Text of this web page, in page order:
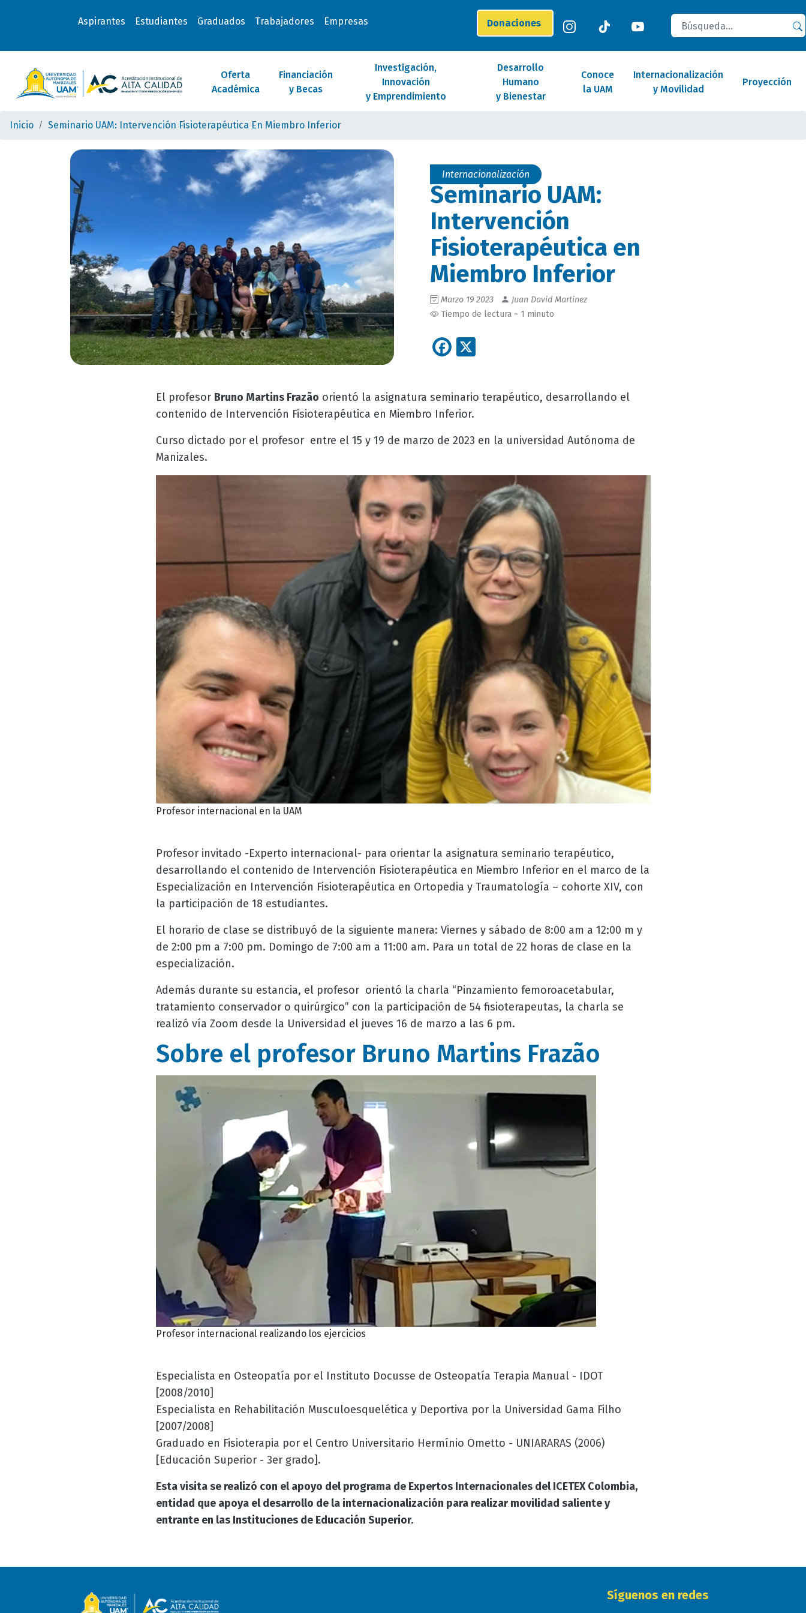
Aspirantes Estudiantes Graduados Trabajadores Empresas Donaciones
Buscar
Oferta
Académica
Financiación
y Becas
Investigación,
Innovación
y Emprendimiento
Desarrollo
Humano
y Bienestar
Conoce
la UAM
Internacionalización
y Movilidad
Proyección
Inicio Seminario UAM: Intervención Fisioterapéutica En Miembro Inferior
Internacionalización
Seminario UAM:
Intervención
Fisioterapéutica en
Miembro Inferior
Marzo 19 2023
Juan David Martinez
Tiempo de lectura ~ 1 minuto
Facebook
El profesor Bruno Martins Frazão orientó la asignatura seminario terapéutico, desarrollando el
contenido de Intervención Fisioterapéutica en Miembro Inferior.
Curso dictado por el profesor entre el 15 y 19 de marzo de 2023 en la universidad Autónoma de
Manizales.
Profesor internacional en la UAM
Profesor invitado -Experto internacional- para orientar la asignatura seminario terapéutico,
desarrollando el contenido de Intervención Fisioterapéutica en Miembro Inferior en el marco de la
Especialización en Intervención Fisioterapéutica en Ortopedia y Traumatología – cohorte XIV, con
la participación de 18 estudiantes.
El horario de clase se distribuyó de la siguiente manera: Viernes y sábado de 8:00 am a 12:00 m y
de 2:00 pm a 7:00 pm. Domingo de 7:00 am a 11:00 am. Para un total de 22 horas de clase en la
especialización.
Además durante su estancia, el profesor orientó la charla “Pinzamiento femoroacetabular,
tratamiento conservador o quirúrgico” con la participación de 54 fisioterapeutas, la charla se
realizó vía Zoom desde la Universidad el jueves 16 de marzo a las 6 pm.
Sobre el profesor Bruno Martins Frazão
Profesor internacional realizando los ejercicios
Especialista en Osteopatía por el Instituto Docusse de Osteopatía Terapia Manual - IDOT
[2008/2010]
Especialista en Rehabilitación Musculoesquelética y Deportiva por la Universidad Gama Filho
[2007/2008]
Graduado en Fisioterapia por el Centro Universitario Hermínio Ometto - UNIARARAS (2006)
[Educación Superior - 3er grado].
Esta visita se realizó con el apoyo del programa de Expertos Internacionales del ICETEX Colombia,
entidad que apoya el desarrollo de la internacionalización para realizar movilidad saliente y
entrante en las Instituciones de Educación Superior.
Síguenos en redes